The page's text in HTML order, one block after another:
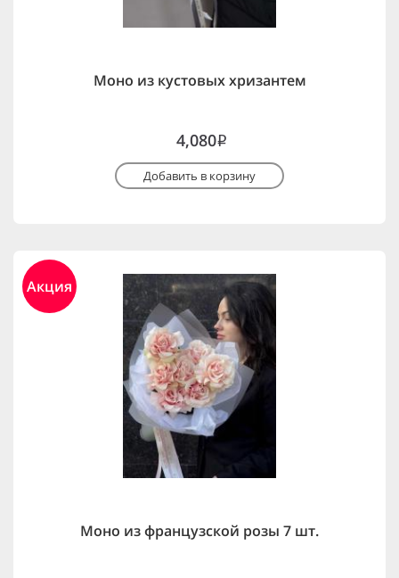
Моно из кустовых хризантем
4,080i
Добавить в корзину
Акция
Моно из французской розы 7 шт.